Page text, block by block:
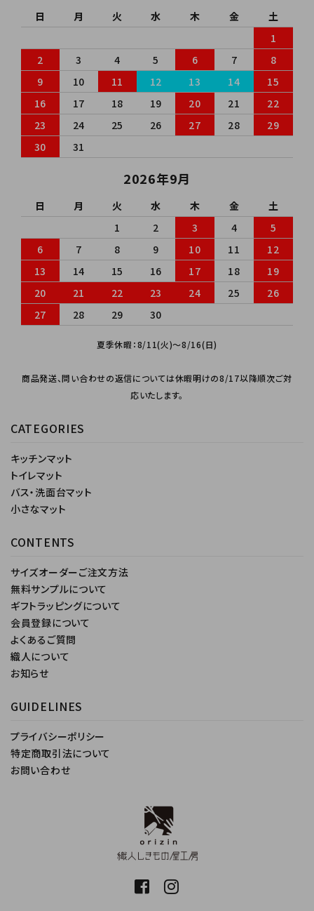
CATEGORIES
キッチンマット
トイレマット
バス・洗面台マット
小さなマット
CONTENTS
サイズオーダーご注文方法
無料サンプルについて
ギフトラッピングについて
会員登録について
よくあるご質問
織人について
お知らせ
GUIDELINES
プライバシーポリシー
特定商取引法について
お問い合わせ
日 月 火 水 木 金
土
1
2
3 4 5 6 7
8
9
10 11 12 13 14
15
16
17 18 19 20 21
22
23
24 25 26 27 28
29
30
31
2026年9月
日 月 火 水 木 金
土
1
2 3 4
5
6
7 8 9 10 11
12
13
14 15 16 17 18
19
20
21 22 23 24 25
26
27
28 29 30
夏季休暇：8/11(火)～8/16(日)
商品発送、問い合わせの返信については休暇明けの8/17以降順次ご対
応いたします。